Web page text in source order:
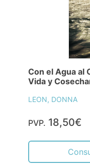
Con el Agua al
Vida y
LEON, DONNA
PVP. 18,50€